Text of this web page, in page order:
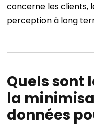
concerne les clients,
perception à long
Quels sont
la
données